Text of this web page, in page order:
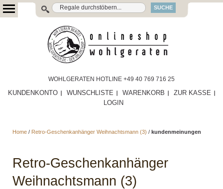
SUCHE
WOHLGERATEN HOTLINE +49 40 769 716 25
KUNDENKONTO WUNSCHLISTE WARENKORB
ZUR KASSE
LOGIN
Home / Retro-Geschenkanhänger Weihnachtsmann (3) / kundenmeinungen
Retro-Geschenkanhänger
Weihnachtsmann (3)